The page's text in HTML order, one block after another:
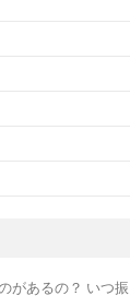
があるの？ いつ振